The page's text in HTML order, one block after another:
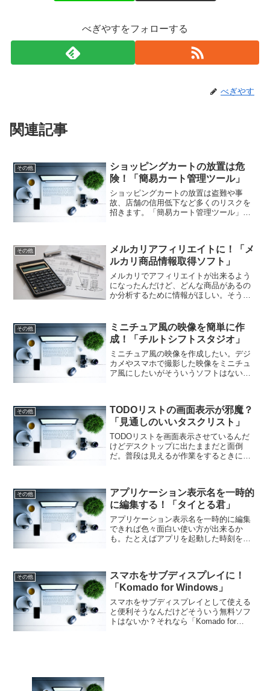
べぎやすをフォローする
べぎやす
関連記事
その他
ショッピングカートの放置は危
険！「簡易カート管理ツール」
ショッピングカートの放置は盗難や事
故、店舗の信用低下など多くのリスクを
招きます。「簡易カート管理ツール」は
客満足度向上に役立つツールですよ！
その他
メルカリアフィリエイトに！「メ
ルカリ商品情報取得ソフト」
メルカリでアフィリエイトが出来るよう
になったんだけど、どんな商品があるの
か分析するために情報がほしい。そうい
フト」はいかがでしょうか。メルカリア
フィリエイトするとき便利ですよ！
その他
ミニチュア風の映像を簡単に作
成！「チルトシフトスタジオ」
ミニチュア風の映像を作成したい。デジ
カメやスマホで撮影した映像をミニチュ
ア風にしたいがそういうソフトはない
ア映像に簡単に変換してくれますよ！
その他
TODOリストの画面表示が邪魔？
「見通しのいいタスクリスト」
TODOリストを画面表示させているんだ
けどデスクトップに出たままだと面倒
だ。普段は見えるが作業をするときには
面表示して邪魔になりませんよ！
その他
アプリケーション表示名を一時的
に編集する！「タイとる君」
アプリケーション表示名を一時的に編集
できれば色々面白い使い方が出来るか
も。たとえばアプリを起動した時刻を入
更できるのは便利かも知れませんよ！
その他
スマホをサブディスプレイに！
「Komado for Windows」
スマホをサブディスプレイとして使える
と便利そうなんだけどそういう無料ソフ
トはないか？それなら「Komado for